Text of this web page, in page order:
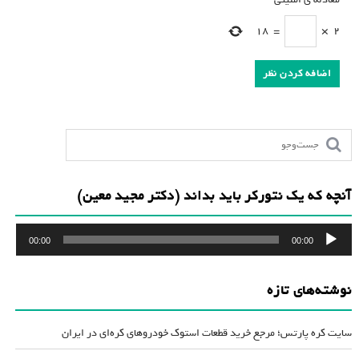
2
×
=
18
آنچه که یک نتورکر باید بداند (دکتر مجید معین)
پخش‌کننده
صوت
00:00
00:00
نوشته‌های تازه
سایت کره پارتس؛ مرجع خرید قطعات استوک خودروهای کره‌ای در ایران